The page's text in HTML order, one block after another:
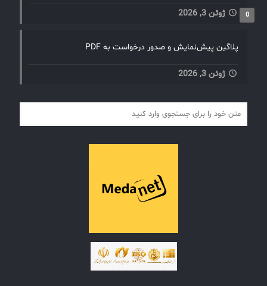
ژوئن 3, 2026 0
پلاگین پیش‌نمایش و صدور درخواست به PDF
ژوئن 3, 2026